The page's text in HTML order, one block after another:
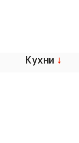
Кухни ↓